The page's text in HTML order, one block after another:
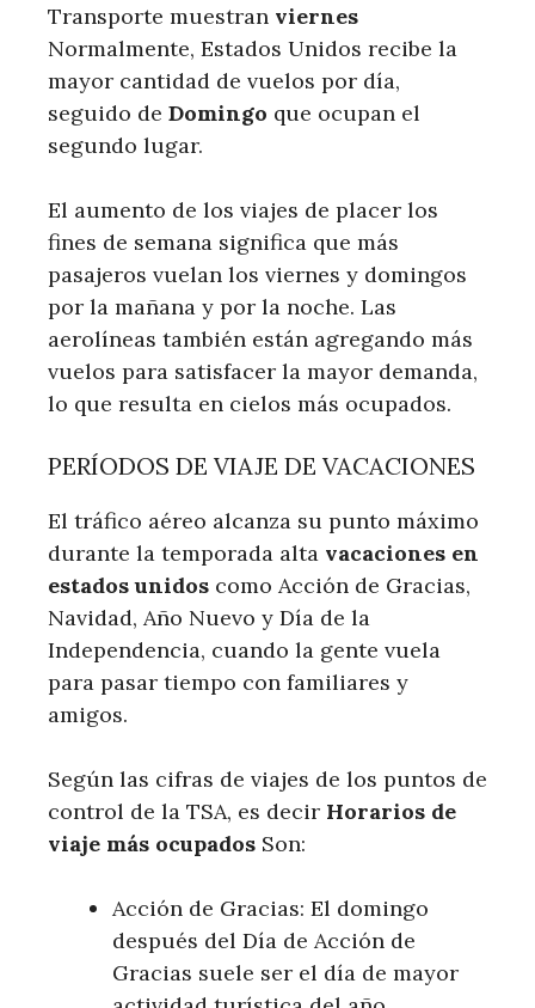
Transporte muestran viernes
Normalmente, Estados Unidos recibe la
mayor cantidad de vuelos por día,
seguido de Domingo que ocupan el
segundo lugar.
El aumento de los viajes de placer los
fines de semana significa que más
pasajeros vuelan los viernes y domingos
por la mañana y por la noche. Las
aerolíneas también están agregando más
vuelos para satisfacer la mayor demanda,
lo que resulta en cielos más ocupados.
PERÍODOS DE VIAJE DE VACACIONES
El tráfico aéreo alcanza su punto máximo
durante la temporada alta vacaciones en
estados unidos como Acción de Gracias,
Navidad, Año Nuevo y Día de la
Independencia, cuando la gente vuela
para pasar tiempo con familiares y
amigos.
Según las cifras de viajes de los puntos de
control de la TSA, es decir Horarios de
viaje más ocupados Son:
Acción de Gracias: El domingo
después del Día de Acción de
Gracias suele ser el día de mayor